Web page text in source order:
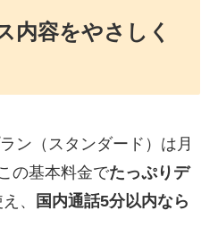
内容をやさしく
ン（スタンダード）は月
の基本料金でたっぷりデ
、
国内通話5分以内なら